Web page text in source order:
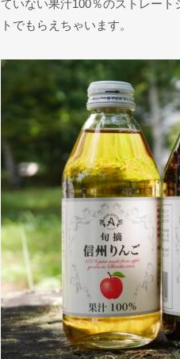
ていない果汁100％のストレー
トでもらえちゃいます。